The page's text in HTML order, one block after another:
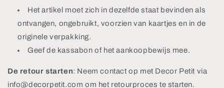
Het artikel moet zich in dezelfde staat bevinden als
ontvangen, ongebruikt, voorzien van kaartjes en in de
originele verpakking.
Geef de kassabon of het aankoopbewijs mee.
De retour starten: Neem contact op met Decor Petit via
info@decorpetit.com om het retourproces te starten.